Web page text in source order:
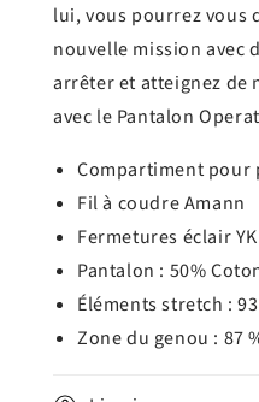
lui, vous pourrez vous
nouvelle mission avec
arrêter et atteignez de
avec le Pantalon
Compartiment pour
Fil à coudre Amann
Fermetures éclair
Pantalon : 50%
Éléments stretch :
Zone du genou : 87